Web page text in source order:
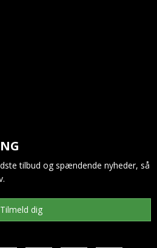
tilbud og spændende nyheder, så
Tilmeld dig